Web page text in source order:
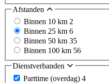
Afstanden
Binnen 10 km 2
Binnen 25 km 6
Binnen 50 km 35
Binnen 100 km 56
Dienstverbanden
Parttime (overdag) 4